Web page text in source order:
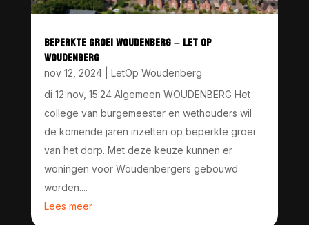
BEPERKTE GROEI WOUDENBERG – LET OP
WOUDENBERG
nov 12, 2024| LetOp Woudenberg
di 12 nov, 15:24 Algemeen WOUDENBERG Het
college van burgemeester en wethouders wil
de komende jaren inzetten op beperkte groei
van het dorp. Met deze keuze kunnen er
woningen voor Woudenbergers gebouwd
worden....
Lees meer